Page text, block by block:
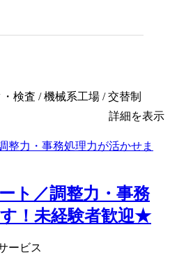
検査 / 機械系工場 / 交替制
詳細を表示
ト／調整力・事務
！未経験者歓迎★
ービス